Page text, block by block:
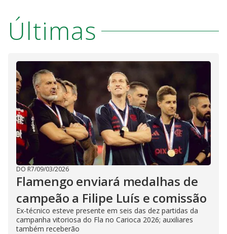
d
e
o
Últimas
DO R7/09/03/2026
Flamengo enviará medalhas de
campeão a Filipe Luís e comissão
Ex-técnico esteve presente em seis das dez partidas da
campanha vitoriosa do Fla no Carioca 2026; auxiliares
também receberão